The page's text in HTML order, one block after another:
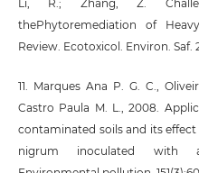
Li, R.; Zhang, Z.
thePhytoremediation of
Review. Ecotoxicol. Environ. Saf.
11. Marques Ana P. G. C.,
Castro Paula M. L., 2008.
contaminated soils and its
nigrum inoculated with